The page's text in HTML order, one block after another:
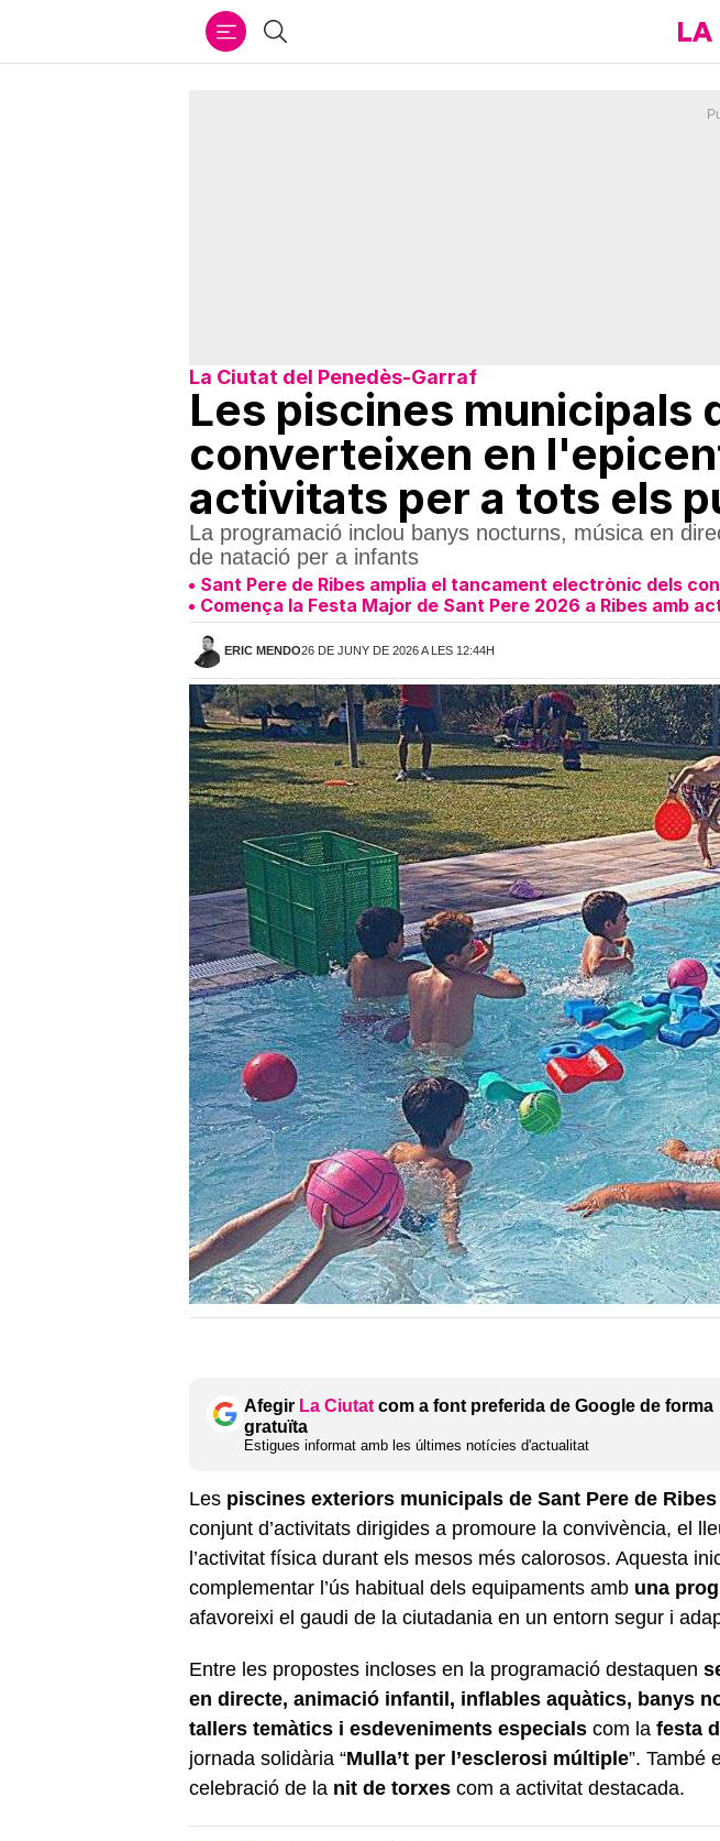
Cercar
La Ciutat del Penedès-Garraf
Les piscines municipals
converteixen en
activitats per a tots els
La programació inclou banys nocturns, música en
de natació per a infants
Sant Pere de Ribes amplia el tancament electrònic dels
Comença la Festa Major de Sant Pere 2026 a Ribes amb
ERIC MENDO26 DE JUNY DE 2026 A LES 12:44H
Afegir La Ciutat com a font preferida de Google de forma
gratuïta
Estigues informat amb les últimes notícies d'actualitat
Les piscines exteriors municipals de Sant Pere de Ribes
conjunt d’activitats dirigides a promoure la convivència, el
l’activitat física durant els mesos més calorosos. Aquesta
complementar l’ús habitual dels equipaments amb una
afavoreixi el gaudi de la ciutadania en un entorn segur i
Entre les propostes incloses en la programació destaquen
en directe, animació infantil, inflables aquàtics, banys
tallers temàtics i esdeveniments especials com la festa
jornada solidària “Mulla’t per l’esclerosi múltiple”. També
celebració de la nit de torxes com a activitat destacada.